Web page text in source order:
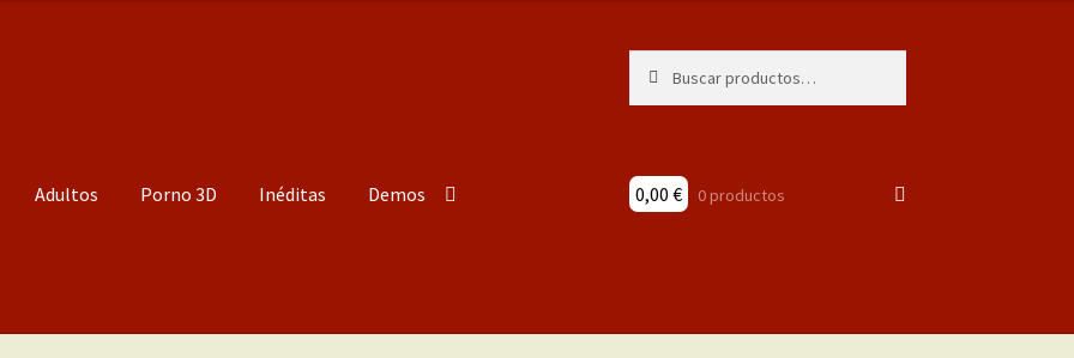
por:
Adultos Porno 3D Inéditas Demos 0,00 € 0 productos